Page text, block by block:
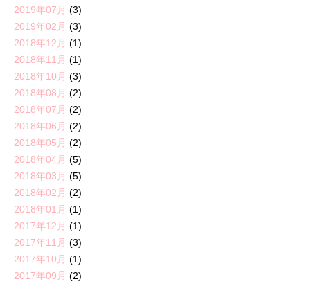
2019年07月 (3)
2019年02月 (3)
2018年12月 (1)
2018年11月 (1)
2018年10月 (3)
2018年08月 (2)
2018年07月 (2)
2018年06月 (2)
2018年05月 (2)
2018年04月 (5)
2018年03月 (5)
2018年02月 (2)
2018年01月 (1)
2017年12月 (1)
2017年11月 (3)
2017年10月 (1)
2017年09月 (2)